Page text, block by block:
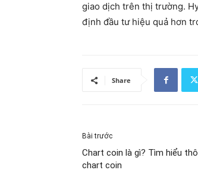
giao dịch trên thị trường.
định đầu tư hiệu quả hơn
Share
Bài trước
Chart coin là gì? Tìm hiểu
chart coin